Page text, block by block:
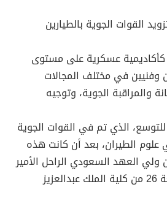
القوات الجوية بالطيارين
هذا التاريخ كأكاديمية عسكرية على مستوى
وفنيين في مختلف المجالات
والمراقبة الجوية، وتوجيه
الذي تم في القوات الجوية
الطيران، بعد أن كانت هذه
ولي العهد السعودي الراحل الأمير
سلطان بن عبدالعزيز، عام 1967 تزامناً مع تخريج الدفعة 26 من كلية الملك عبدالعزيز